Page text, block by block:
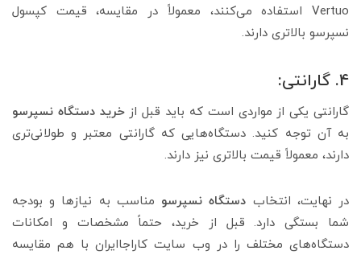
Vertuo استفاده می‌کنند، معمولاً در مقایسه، قیمت کپسول
نسپرسو بالاتری دارند.
4. گارانتی:
گارانتی یکی از مواردی است که باید قبل ازخرید دستگاه نسپرسو
به آن توجه کنید. دستگاه‌هایی که گارانتی معتبر و طولانی‌تری
دارند، معمولاً قیمت بالاتری نیز دارند.
در نهایت، انتخاب دستگاه نسپرسو مناسب به نیازها و بودجه
شما بستگی دارد. قبل از خرید، حتماً مشخصات و امکانات
دستگاه‌های مختلف را در وب سایت کاراجاایران با هم مقایسه